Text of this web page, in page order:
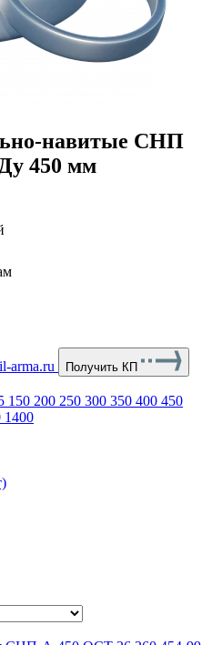
навитые СНП
450 мм
arma.ru Получить КП
150 200 250 300 350 400 450
1400